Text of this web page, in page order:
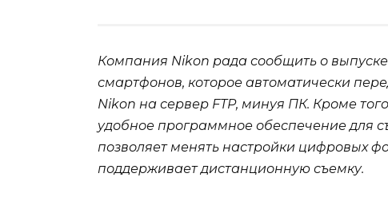
Компания Nikon рада сообщить о
смартфонов, которое автоматически
Nikon на сервер FTP, минуя ПК. Кроме
удобное программное обеспечение для
позволяет менять настройки цифровых
поддерживает дистанционную съемку.